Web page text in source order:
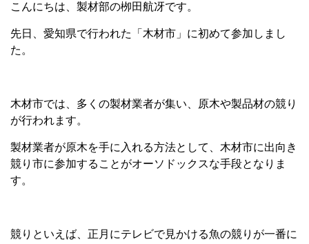
こんにちは、製材部の栁田航冴です。
先日、愛知県で行われた「木材市」に初めて参加しまし
た。
木材市では、多くの製材業者が集い、原木や製品材の競り
が行われます。
製材業者が原木を手に入れる方法として、木材市に出向き
競り市に参加することがオーソドックスな手段となりま
す。
競りといえば、正月にテレビで見かける魚の競りが一番に